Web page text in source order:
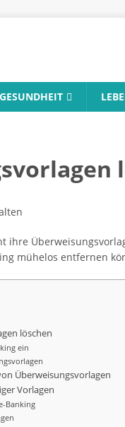
GESUNDHEIT
ihre
mühelos entfernen
löschen
ein
Überweisungsvorlagen
Vorlagen
Banking